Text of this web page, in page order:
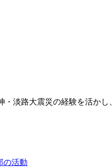
・淡路大震災の経験を活か
の活動